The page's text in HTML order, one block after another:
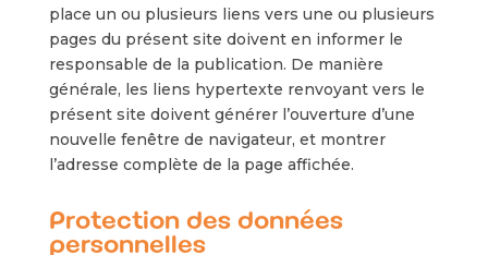
place un ou plusieurs liens vers une ou plusieurs
pages du présent site doivent en informer le
responsable de la publication. De manière
générale, les liens hypertexte renvoyant vers le
présent site doivent générer l’ouverture d’une
nouvelle fenêtre de navigateur, et montrer
l’adresse complète de la page affichée.
Protection des données
personnelles